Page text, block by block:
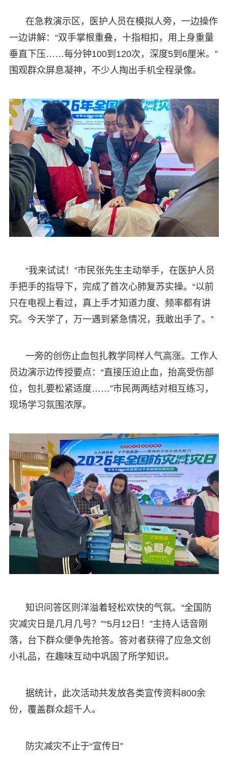
在急救演示区，医护人员在模拟人旁，一边操作
一边讲解：“双手掌根重叠，十指相扣，用上身重量
垂直下压……每分钟100到120次，深度5到6厘米。”
围观群众屏息凝神，不少人掏出手机全程录像。
“我来试试！”市民张先生主动举手，在医护人员
手把手的指导下，完成了首次心肺复苏实操。“以前
只在电视上看过，真上手才知道力度、频率都有讲
究。今天学了，万一遇到紧急情况，我敢出手了。”
一旁的创伤止血包扎教学同样人气高涨。工作人
员边演示边传授要点：“直接压迫止血，抬高受伤部
位，包扎要松紧适度……”市民两两结对相互练习，
现场学习氛围浓厚。
知识问答区则洋溢着轻松欢快的气氛。“全国防
灾减灾日是几月几号？”“5月12日！”主持人话音刚
落，台下群众便争先抢答。答对者获得了应急文创
小礼品，在趣味互动中巩固了所学知识。
据统计，此次活动共发放各类宣传资料800余
份，覆盖群众超千人。
防灾减灾不止于“宣传日”